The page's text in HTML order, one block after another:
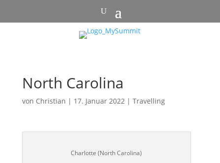
North Carolina
von Christian | 17. Januar 2022| Travelling
Charlotte (North Carolina)